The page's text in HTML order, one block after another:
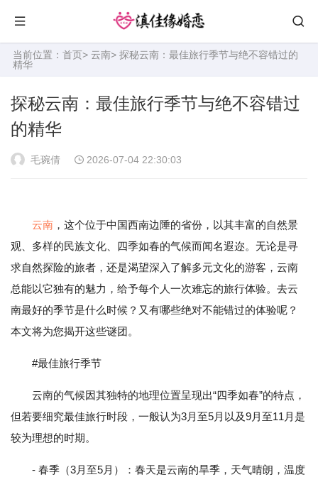
当前位置： 首页> 云南> 探秘云南：最佳旅行季节与绝不容错过的
精华
探秘云南：最佳旅行季节与绝不容错过
的精华
毛琬倩 2026-07-04 22:30:03
云南 ，这个位于中国西南边陲的省份，以其丰富的自然景
观、多样的民族文化、四季如春的气候而闻名遐迩。无论是寻
求自然探险的旅者，还是渴望深入了解多元文化的游客，云南
总能以它独有的魅力，给予每个人一次难忘的旅行体验。去云
南最好的季节是什么时候？又有哪些绝对不能错过的体验呢？
本文将为您揭开这些谜团。
#最佳旅行季节
云南的气候因其独特的地理位置呈现出“四季如春”的特点，
但若要细究最佳旅行时段，一般认为3月至5月以及9月至11月是
较为理想的时期。
- 春季（3月至5月）：春天是云南的旱季，天气晴朗，温度